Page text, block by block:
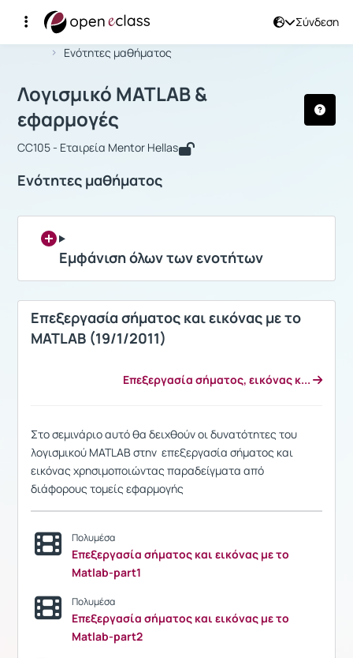
Σύνδεση
Αρχική Σελίδα
Ενότητες μαθήματος
Μάθημα : Λογισμικό MATLAB &
Λογισμικό MATLAB &
εφαρμογές
CC105 - Εταιρεία Mentor Hellas
Ενότητες μαθήματος
Εμφάνιση όλων των ενοτήτων
Επεξεργασία σήματος και εικόνας με το
MATLAB (19/1/2011)
Eπεξεργασία σήματος, εικόνας κ...
Στο σεμινάριο αυτό θα δειχθούν οι δυνατότητες του
λογισμικού MATLAB στην επεξεργασία σήματος και
εικόνας χρησιμοποιώντας παραδείγματα από
διάφορους τομείς εφαρμογής
Πολυμέσα
Επεξεργασία σήματος και εικόνας με το
Matlab-part1
Πολυμέσα
Επεξεργασία σήματος και εικόνας με το
Matlab-part2